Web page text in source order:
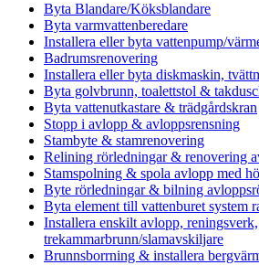
Byta Blandare/Köksblandare
Byta varmvattenberedare
Installera eller byta vattenpump/
Badrumsrenovering
Installera eller byta diskmaskin,
Byta golvbrunn, toalettstol &
Byta vattenutkastare & trädgårdskran
Stopp i avlopp & avloppsrensning
Stambyte & stamrenovering
Relining rörledningar & renovering
Stamspolning & spola avlopp med
Byte rörledningar & bilning
Byta element till vattenburet system
Installera enskilt avlopp, reningsverk,
trekammarbrunn/slamavskiljare
Brunnsborrning & installera